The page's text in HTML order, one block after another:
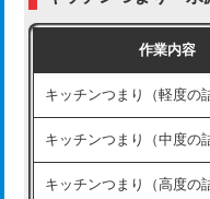
排水管工事（土の掘削・
排水管工事（排水管工事/
排水管工事（追加 排水
式・ワンホール）)
交換・取付(排水栓・排水
作業内容
キッチンつまり（軽度の
キッチンつまり（中度の
キッチンつまり（高度の